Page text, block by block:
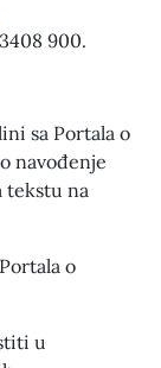
900.
sa Portala o
navođenje
tekstu na
o
u